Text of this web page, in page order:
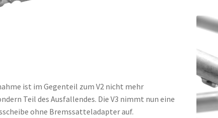
ist im Gegenteil zum V2 nicht mehr
Teil des Ausfallendes. Die V3 nimmt nun eine
ohne Bremssatteladapter auf.